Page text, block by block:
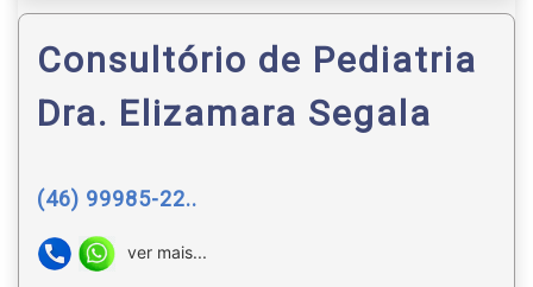
Consultório de Pediatria
Dra. Elizamara Segala
(46) 99985-22..
ver mais...